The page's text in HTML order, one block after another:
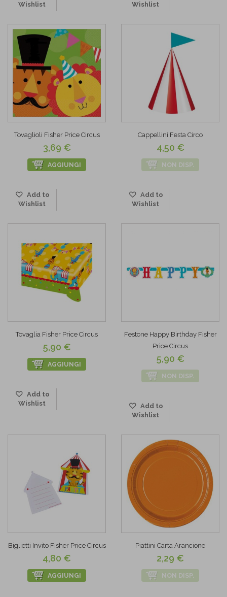
Wishlist
Wishlist
Tovaglioli Fisher Price Circus
3,69 €
AGGIUNGI
Add to
Wishlist
Cappellini Festa Circo
4,50 €
NON DISP.
Add to
Wishlist
Tovaglia Fisher Price Circus
5,90 €
AGGIUNGI
Add to
Wishlist
Festone Happy Birthday Fisher
Price Circus
5,90 €
NON DISP.
Add to
Wishlist
Biglietti Invito Fisher Price Circus
4,80 €
AGGIUNGI
Piattini Carta Arancione
2,29 €
NON DISP.